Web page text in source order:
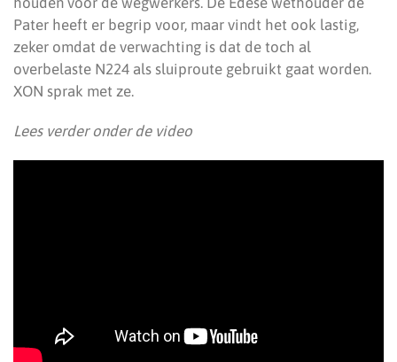
Pater heeft er begrip voor, maar vindt het ook lastig,
zeker omdat de verwachting is dat de toch al
overbelaste N224 als sluiproute gebruikt gaat worden.
XON sprak met ze.
Lees verder onder de video